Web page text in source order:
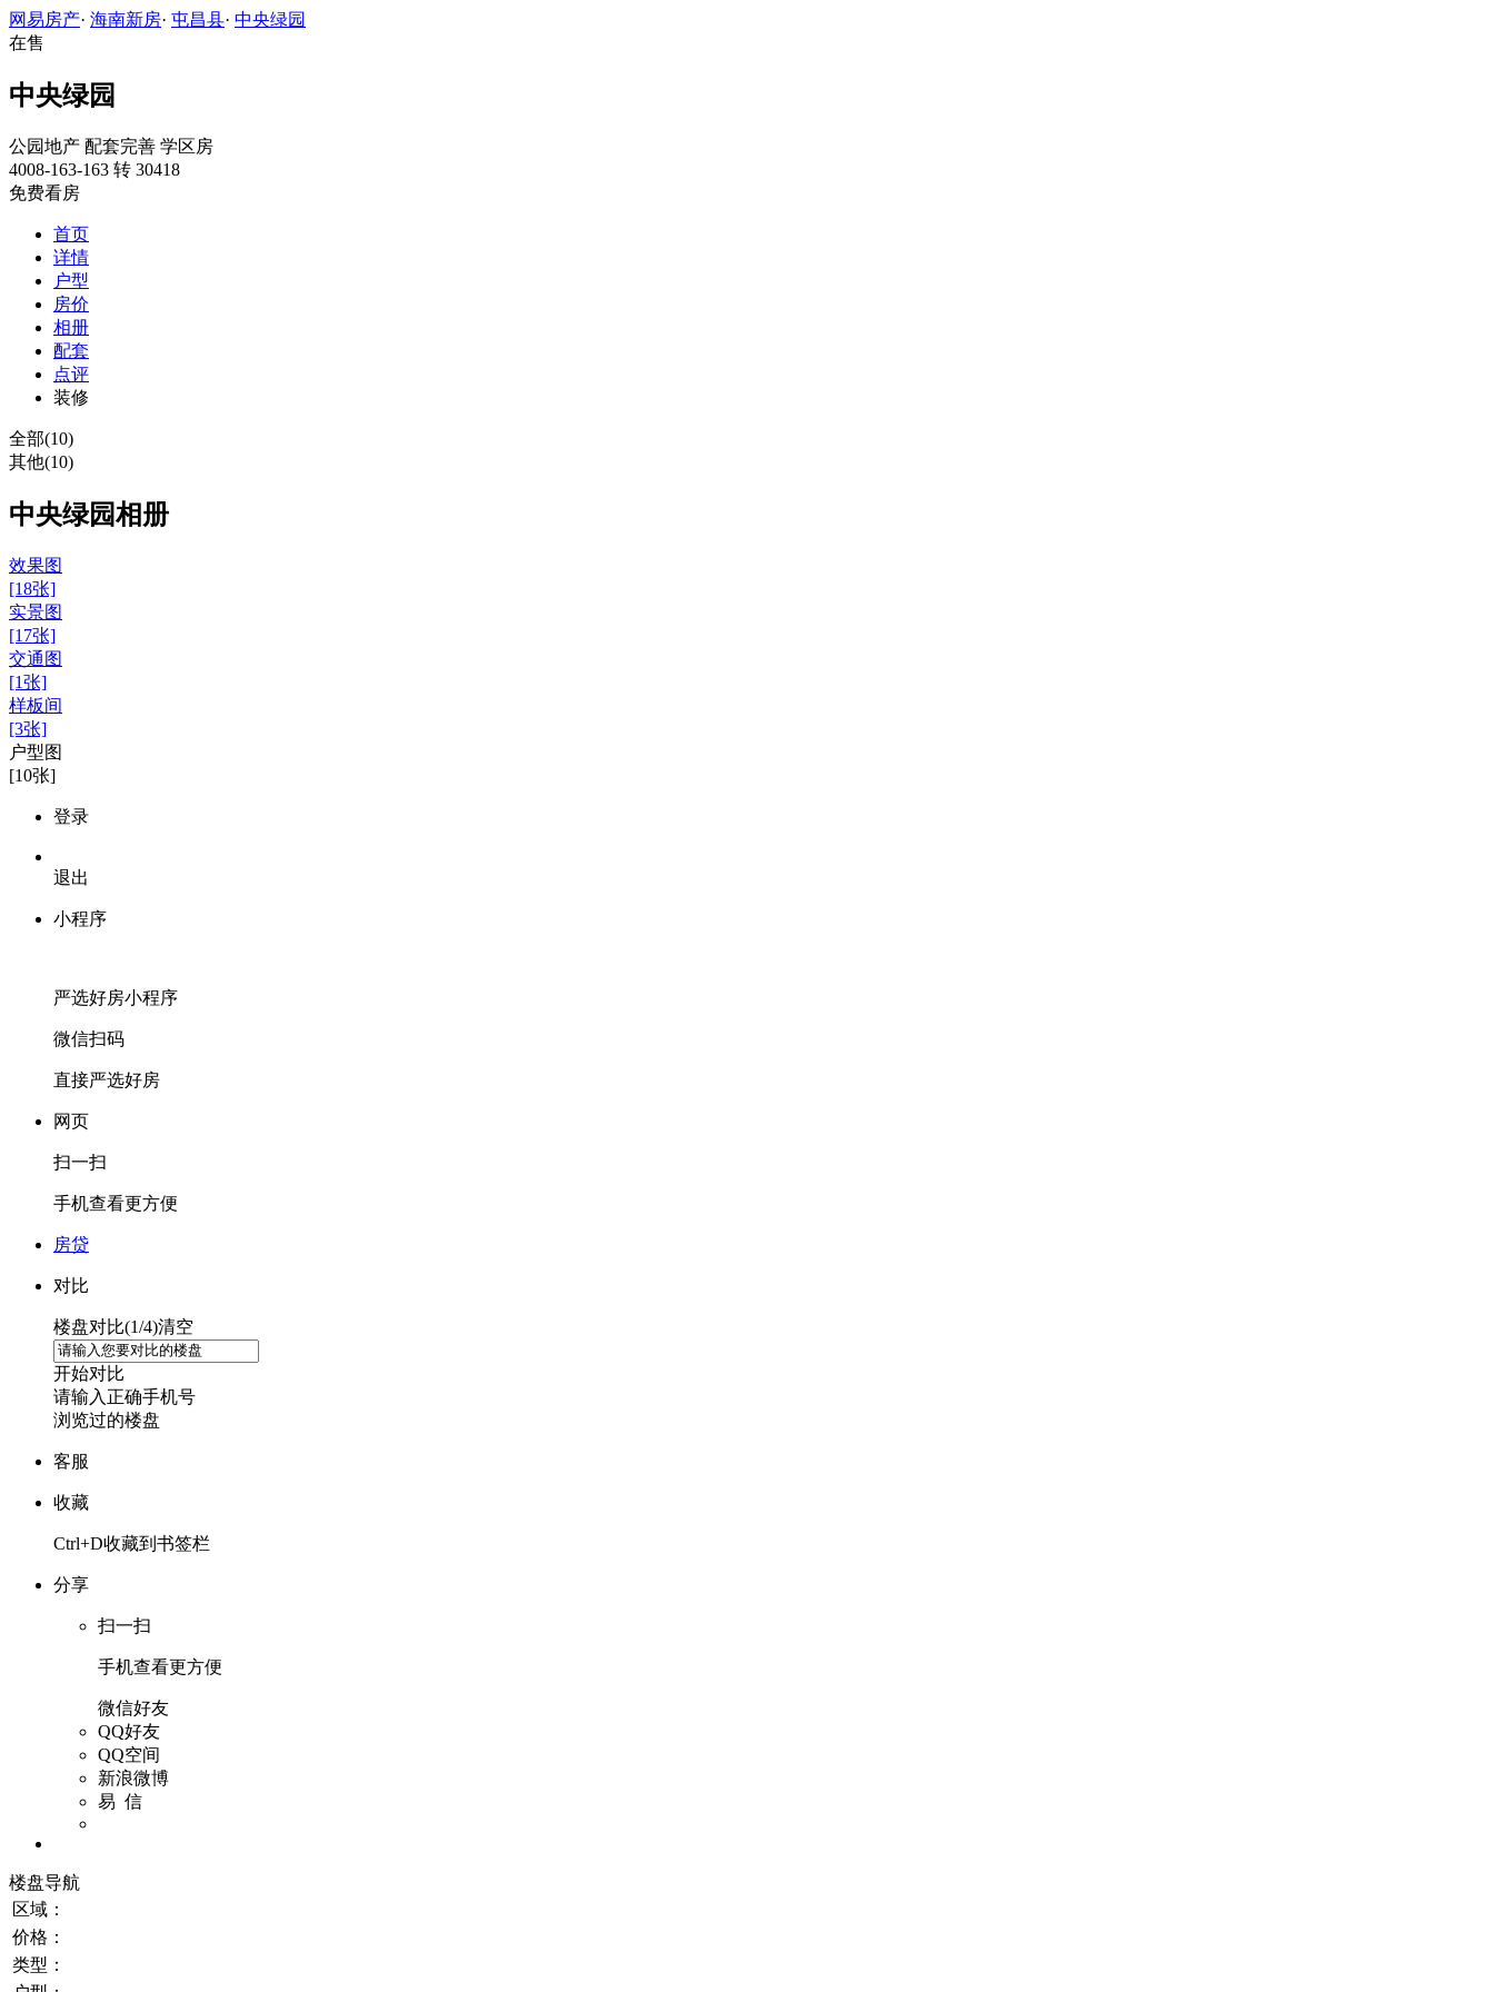
网易房产· 海南新房· 屯昌县· 中央绿园
在售
中央绿园
公园地产 配套完善 学区房
4008-163-163 转 30418
免费看房
首页
详情
户型
房价
相册
配套
点评
装修
全部(10)
其他(10)
中央绿园相册
效果图
[18张]
实景图
[17张]
交通图
[1张]
样板间
[3张]
户型图
[10张]
登录
退出
小程序
严选好房小程序
微信扫码
直接严选好房
网页
扫一扫
手机查看更方便
房贷
对比
楼盘对比(1/4)清空
开始对比
请输入正确手机号
浏览过的楼盘
客服
收藏
Ctrl+D收藏到书签栏
分享
扫一扫
手机查看更方便
微信好友
QQ好友
QQ空间
新浪微博
易 信
楼盘导航
区域：
价格：
类型：